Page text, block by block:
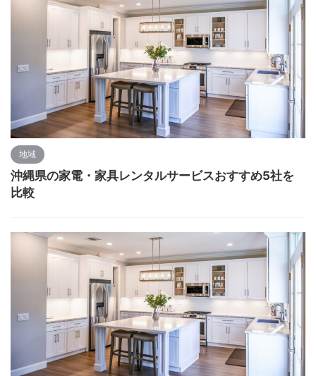
地域
沖縄県の家電・家具レンタルサービスおすすめ5社を
比較